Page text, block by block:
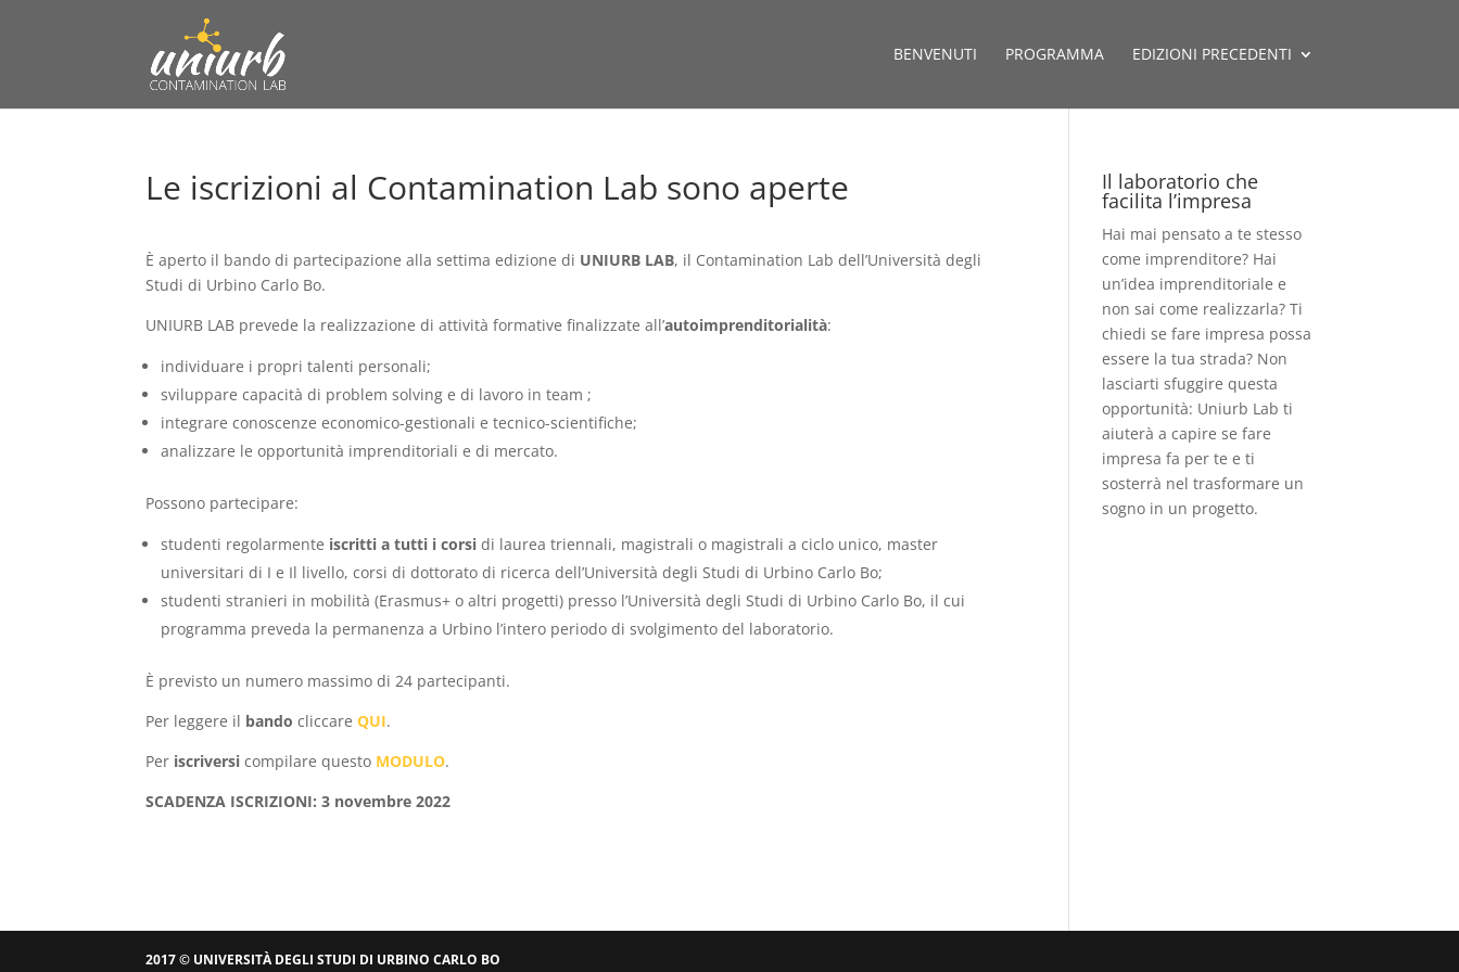
BENVENUTI PROGRAMMA EDIZIONI PRECEDENTI
Le iscrizioni al Contamination Lab sono aperte
È aperto il bando di partecipazione alla settima edizione di UNIURB LAB, il Contamination Lab dell’Università degli
Studi di Urbino Carlo Bo.
UNIURB LAB prevede la realizzazione di attività formative finalizzate all’autoimprenditorialità:
individuare i propri talenti personali;
sviluppare capacità di problem solving e di lavoro in team ;
integrare conoscenze economico-gestionali e tecnico-scientifiche;
analizzare le opportunità imprenditoriali e di mercato.
Possono partecipare:
studenti regolarmente iscritti a tutti i corsi di laurea triennali, magistrali o magistrali a ciclo unico, master
universitari di I e Il livello, corsi di dottorato di ricerca dell’Università degli Studi di Urbino Carlo Bo;
studenti stranieri in mobilità (Erasmus+ o altri progetti) presso l’Università degli Studi di Urbino Carlo Bo, il cui
programma preveda la permanenza a Urbino l’intero periodo di svolgimento del laboratorio.
È previsto un numero massimo di 24 partecipanti.
Per leggere il bando cliccareQUI.
Per iscriversi compilare questo MODULO.
SCADENZA ISCRIZIONI: 3 novembre 2022
Il laboratorio che
facilita l’impresa
Hai mai pensato a te stesso
come imprenditore? Hai
un’idea imprenditoriale e
non sai come realizzarla? Ti
chiedi se fare impresa possa
essere la tua strada? Non
lasciarti sfuggire questa
opportunità: Uniurb Lab ti
aiuterà a capire se fare
impresa fa per te e ti
sosterrà nel trasformare un
sogno in un progetto.
2017 © UNIVERSITÀ DEGLI STUDI DI URBINO CARLO BO